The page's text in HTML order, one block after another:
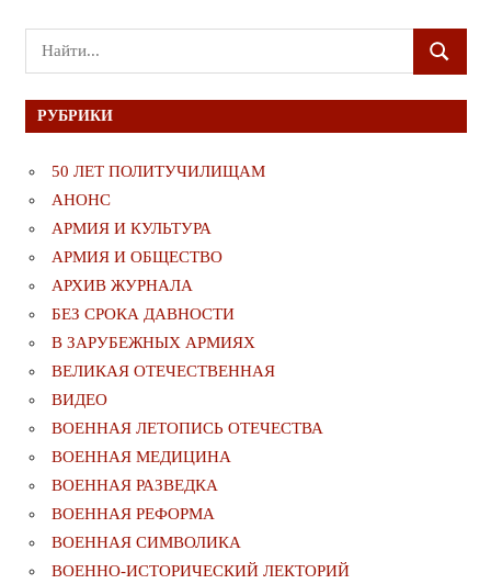
Поиск
для:
ПОИСК
РУБРИКИ
50 ЛЕТ ПОЛИТУЧИЛИЩАМ
АНОНС
АРМИЯ И КУЛЬТУРА
АРМИЯ И ОБЩЕСТВО
АРХИВ ЖУРНАЛА
БЕЗ СРОКА ДАВНОСТИ
В ЗАРУБЕЖНЫХ АРМИЯХ
ВЕЛИКАЯ ОТЕЧЕСТВЕННАЯ
ВИДЕО
ВОЕННАЯ ЛЕТОПИСЬ ОТЕЧЕСТВА
ВОЕННАЯ МЕДИЦИНА
ВОЕННАЯ РАЗВЕДКА
ВОЕННАЯ РЕФОРМА
ВОЕННАЯ СИМВОЛИКА
ВОЕННО-ИСТОРИЧЕСКИЙ ЛЕКТОРИЙ